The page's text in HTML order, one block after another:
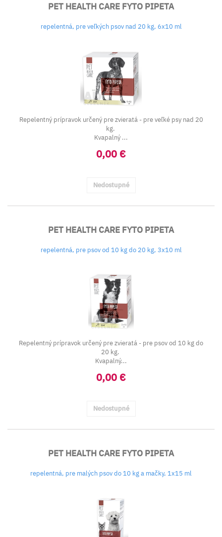
PET HEALTH CARE FYTO PIPETA
repelentná, pre veľkých psov nad 20 kg, 6x10 ml
Repelentný prípravok určený pre zvieratá - pre veľké psy nad 20
kg.
Kvapalný ...
0,00 €
Nedostupné
PET HEALTH CARE FYTO PIPETA
repelentná, pre psov od 10 kg do 20 kg, 3x10 ml
Repelentný prípravok určený pre zvieratá - pre psov od 10 kg do
20 kg.
Kvapalný...
0,00 €
Nedostupné
PET HEALTH CARE FYTO PIPETA
repelentná, pre malých psov do 10 kg a mačky, 1x15 ml